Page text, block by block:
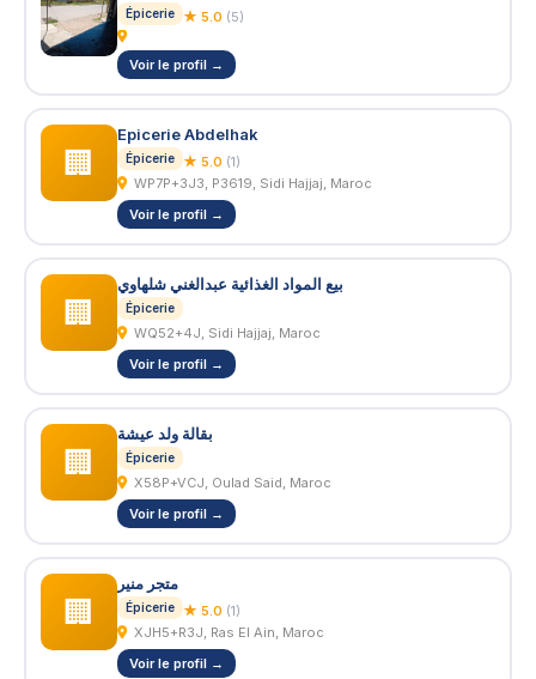
Épicerie ★ 5.0 (5)
Voir le profil →
🏢
Epicerie Abdelhak
Épicerie ★ 5.0 (1)
WP7P+3J3, P3619, Sidi Hajjaj, Maroc
Voir le profil →
🏢
بيع المواد الغذائية عبدالغني شلهاوي
Épicerie
WQ52+4J, Sidi Hajjaj, Maroc
Voir le profil →
🏢
بقالة ولد عيشة
Épicerie
X58P+VCJ, Oulad Said, Maroc
Voir le profil →
🏢
متجر منير
Épicerie ★ 5.0 (1)
XJH5+R3J, Ras El Ain, Maroc
Voir le profil →